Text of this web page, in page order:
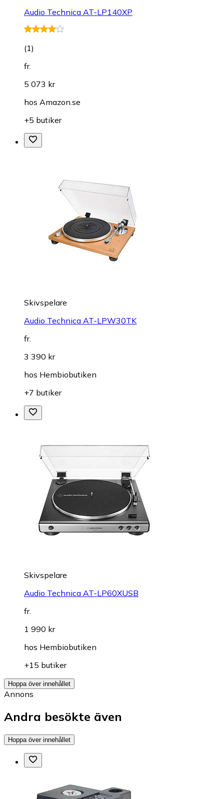
Audio Technica AT-LP140XP
(1)
fr.
5 073 kr
hos Amazon.se
+5 butiker
Skivspelare
Audio Technica AT-LPW30TK
fr.
3 390 kr
hos Hembiobutiken
+7 butiker
Skivspelare
Audio Technica AT-LP60XUSB
fr.
1 990 kr
hos Hembiobutiken
+15 butiker
Hoppa över innehållet
Annons
Andra besökte även
Hoppa över innehållet